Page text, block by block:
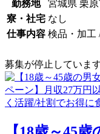
勤務地
宮城県 栗
寮・社宅 なし
仕事内容 検品・加工
募集が停止していま